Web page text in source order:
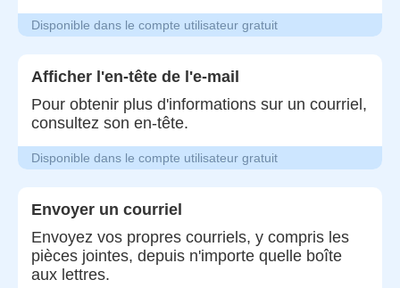
Disponible dans le compte utilisateur gratuit
Afficher l'en-tête de l'e-mail
Pour obtenir plus d'informations sur un courriel,
consultez son en-tête.
Disponible dans le compte utilisateur gratuit
Envoyer un courriel
Envoyez vos propres courriels, y compris les
pièces jointes, depuis n'importe quelle boîte
aux lettres.